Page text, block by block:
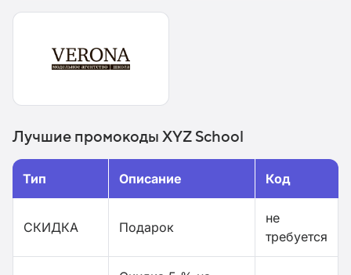
Лучшие промокоды XYZ School
Тип Описание Код
СКИДКА Подарок
не
требуется